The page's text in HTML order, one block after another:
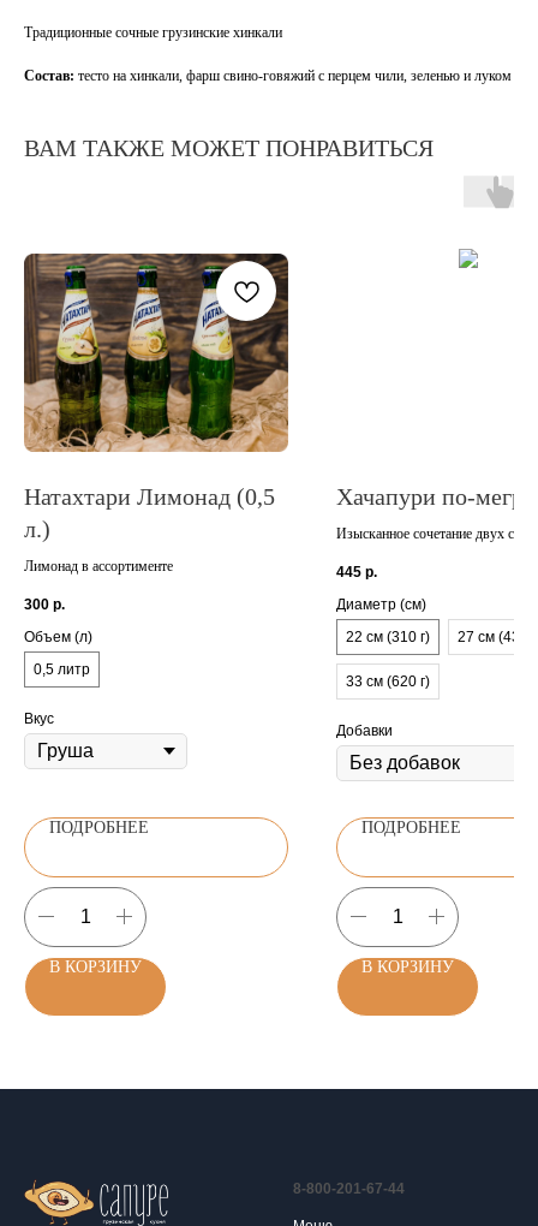
Традиционные сочные грузинские хинкали
Состав: тесто на хинкали, фарш свино-говяжий с перцем чили, зеленью и луком
ВАМ ТАКЖЕ МОЖЕТ ПОНРАВИТЬСЯ
Натахтари Лимонад (0,5
л.)
Лимонад в ассортименте
300 р.
Объем (л)
0,5 литр
Вкус
ПОДРОБНЕЕ
В КОРЗИНУ
Хачапури по-
Изысканное сочетание двух
тает во рту – это самый
мегрельский хачапури
445 р.
Диаметр (см)
22 см (310 г)
27 см (430
33 см (620 г)
Добавки
ПОДРОБНЕЕ
В КОРЗИНУ
8-800-201-67-44